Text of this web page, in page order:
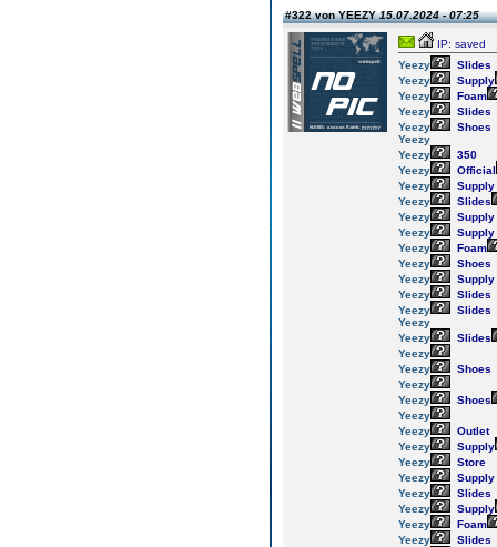
#322 von YEEZY15.07.2024 - 07:25
IP: saved
Yeezy
Slides
Yeezy
Supply
Yeezy
Foam
Yeezy
Slides
Yeezy
Shoes
Yeezy
Yeezy
350
Yeezy
Official
Yeezy
Supply
Yeezy
Slides
Yeezy
Supply
Yeezy
Supply
Yeezy
Foam
Yeezy
Shoes
Yeezy
Supply
Yeezy
Slides
Yeezy
Slides
Yeezy
Yeezy
Slides
Yeezy
Yeezy
Shoes
Yeezy
Yeezy
Shoes
Yeezy
Yeezy
Outlet
Yeezy
Supply
Yeezy
Store
Yeezy
Supply
Yeezy
Slides
Yeezy
Supply
Yeezy
Foam
Yeezy
Slides